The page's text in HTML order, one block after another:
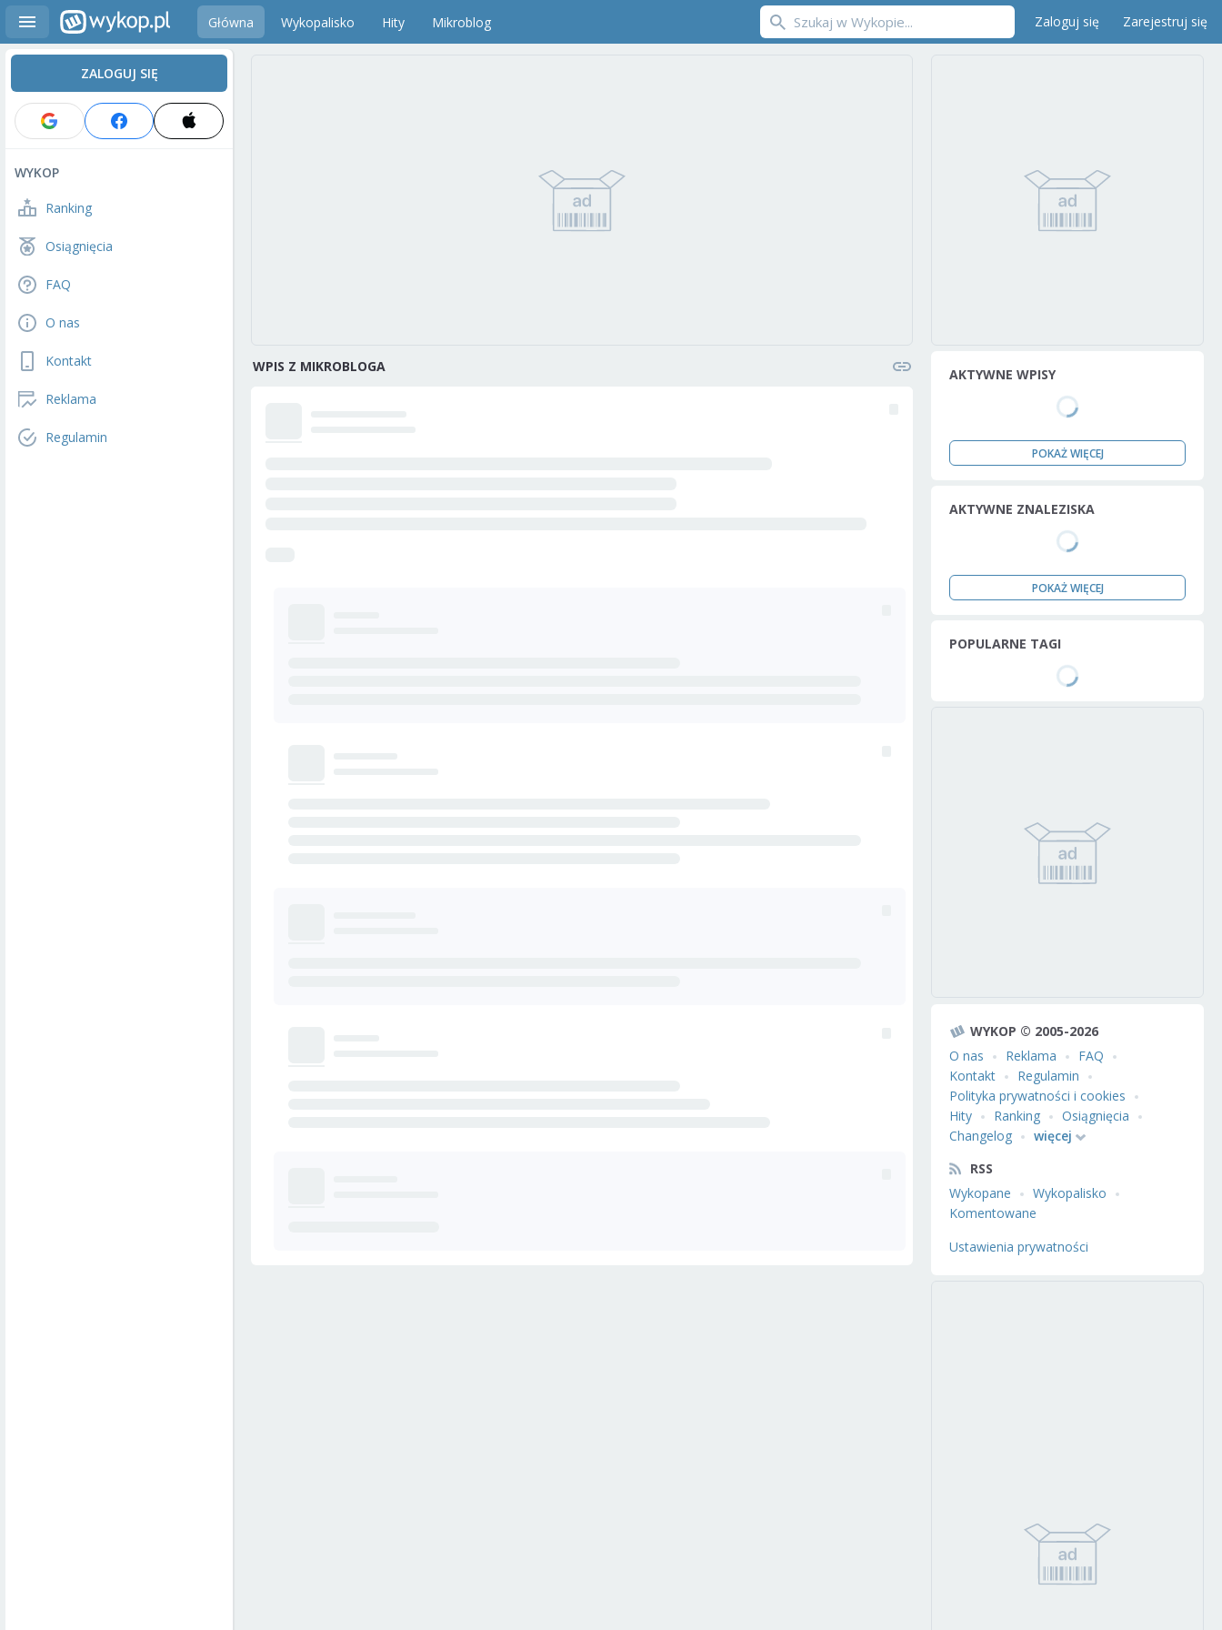
Główna Wykopalisko Hity Mikroblog Zaloguj się Zarejestruj się
ZALOGUJ SIĘ
WYKOP
Ranking
Osiągnięcia
FAQ
O nas
Kontakt
Reklama
Regulamin
WPIS Z MIKROBLOGA AKTYWNE WPISY
POKAŻ WIĘCEJ
AKTYWNE ZNALEZISKA
POKAŻ WIĘCEJ
POPULARNE TAGI
WYKOP © 2005-2026
O nas
Reklama
FAQ
Kontakt
Regulamin
Polityka prywatności i cookies
Hity
Ranking
Osiągnięcia
Changelog
więcej
RSS
Wykopane
Wykopalisko
Komentowane
Ustawienia prywatności